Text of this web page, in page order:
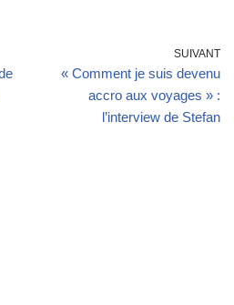
SUIVANT
« Comment je suis devenu
accro aux voyages » :
l’interview de Stefan